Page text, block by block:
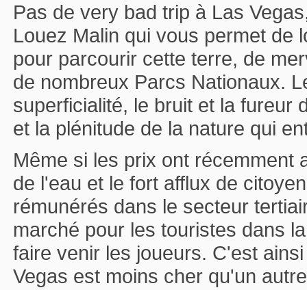
Pas de very bad trip à Las
Louez Malin qui vous permet de
pour parcourir cette terre, de
de nombreux Parcs Nationaux.
superficialité, le bruit et la fureur
et la plénitude de la nature qui
Même si les prix ont récemment
de l'eau et le fort afflux de
rémunérés dans le secteur
marché pour les touristes dans
faire venir les joueurs. C'est
Vegas est moins cher qu'un